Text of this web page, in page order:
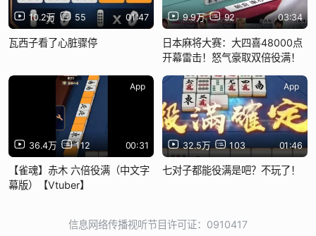
10.2万 55 01:47
瓦西子看了心脏骤停
9.9万 92 03:34
日本麻将大赛：大四喜48000点
开幕雷击！怒气豪取双倍役满！
36.4万 112 00:31
App
【雀魂】赤木 六倍役满（中文字
幕版）【Vtuber】
32.5万 103 01:46
App
七对子都能役满是吧？不玩了！
信息网络传播视听节目许可证：0910417